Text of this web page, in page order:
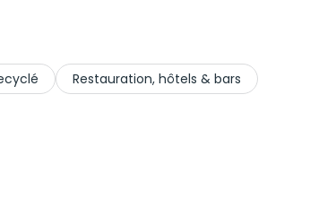
Restauration, hôtels & bars